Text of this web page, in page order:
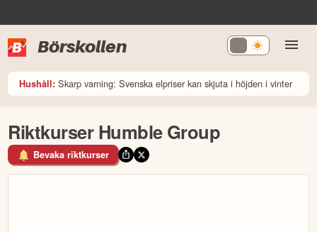
Börskollen
Hushåll: Skarp varning: Svenska elpriser kan skjuta i höjden i vinter
Riktkurser Humble Group
Bevaka riktkurser